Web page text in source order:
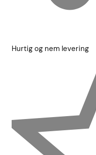
Hurtig og nem levering